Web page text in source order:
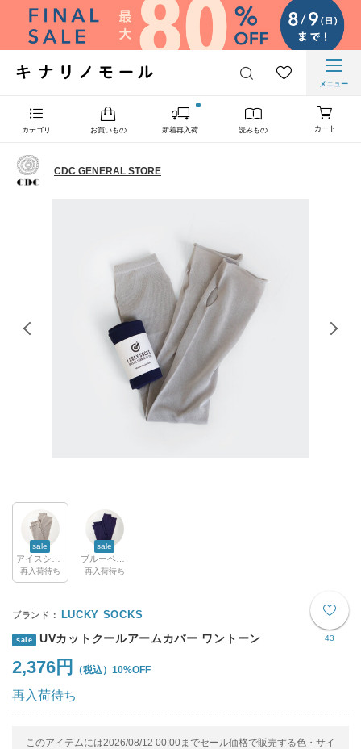
メニュー
カテゴリ お買いもの 新着再入荷 読みもの カート
CDC GENERAL STORE
sale
再入荷待ち
sale
再入荷待ち
43
LUCKY SOCKS
sale UVカットクールアームカバー ワントーン
2,376円 10%OFF
再入荷待ち
このアイテムには2026/08/12 00:00までセール価格で販売する色・サイ